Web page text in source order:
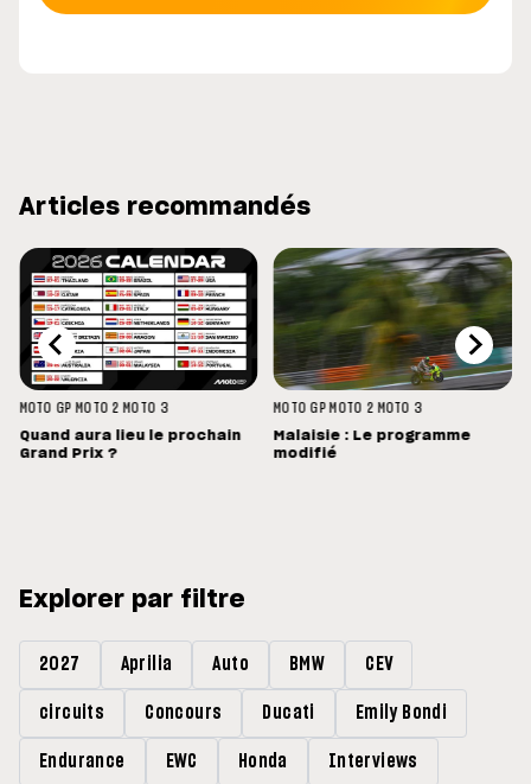
Articles recommandés
MOTO GP MOTO 2 MOTO 3
Quand aura lieu le prochain
Grand Prix ?
MOTO GP MOTO 2 MOTO 3
Malaisie : Le programme
modifié
Explorer par filtre
2027 Aprilia Auto BMW CEV
circuits Concours Ducati Emily Bondi
Endurance EWC Honda Interviews